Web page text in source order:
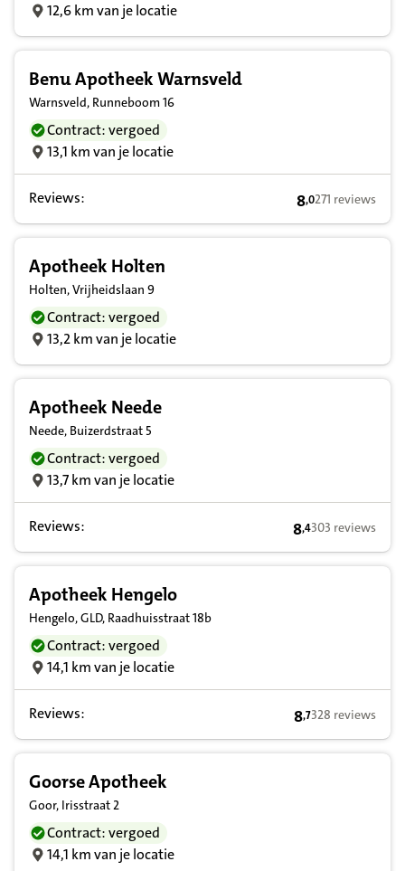
12,6 km van je locatie
Benu Apotheek Warnsveld
Warnsveld, Runneboom 16
Contract: vergoed
13,1 km van je locatie
Reviews: 8,0 op basis van
8,0271 reviews
Apotheek Holten
Holten, Vrijheidslaan 9
Contract: vergoed
13,2 km van je locatie
Apotheek Neede
Neede, Buizerdstraat 5
Contract: vergoed
13,7 km van je locatie
Reviews: 8,4 op basis van
8,4303 reviews
Apotheek Hengelo
Hengelo, GLD, Raadhuisstraat 18b
Contract: vergoed
14,1 km van je locatie
Reviews: 8,7 op basis van
8,7328 reviews
Goorse Apotheek
Goor, Irisstraat 2
Contract: vergoed
14,1 km van je locatie